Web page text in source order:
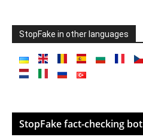
StopFake in other languages
StopFake fact-checking bot